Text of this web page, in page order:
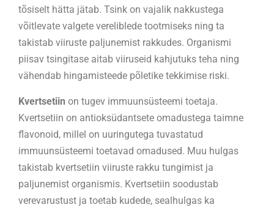
tõsiselt hätta jätab. Tsink on vajalik nakkustega
võitlevate valgete vereliblede tootmiseks ning ta
takistab viiruste paljunemist rakkudes. Organismi
piisav tsingitase aitab viiruseid kahjutuks teha ning
vähendab hingamisteede põletike tekkimise riski.
Kvertsetiin on tugev immuunsüsteemi toetaja.
Kvertsetiin on antioksüdantsete omadustega taimne
flavonoid, millel on uuringutega tuvastatud
immuunsüsteemi toetavad omadused. Muu hulgas
takistab kvertsetiin viiruste rakku tungimist ja
paljunemist organismis. Kvertsetiin soodustab
verevarustust ja toetab kudede, sealhulgas ka